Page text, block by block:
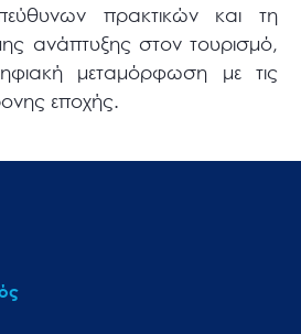
πρακτικών και τη
ανάπτυξης στον τουρισμό,
μεταμόρφωση με τις
εποχής.